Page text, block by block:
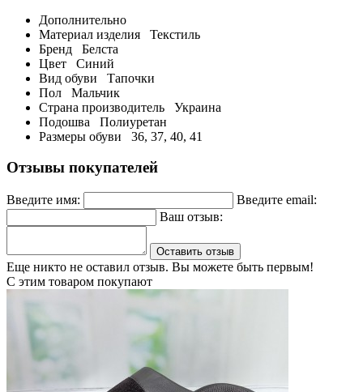
Дополнительно
Материал изделия
Текстиль
Бренд
Белста
Цвет
Синий
Вид обуви
Тапочки
Пол
Мальчик
Страна производитель
Украина
Подошва
Полиуретан
Размеры обуви
36, 37, 40, 41
Отзывы покупателей
Введите имя:
Введите email:
Ваш отзыв:
Оставить отзыв
Еще никто не оставил отзыв. Вы можете быть первым!
С этим товаром покупают